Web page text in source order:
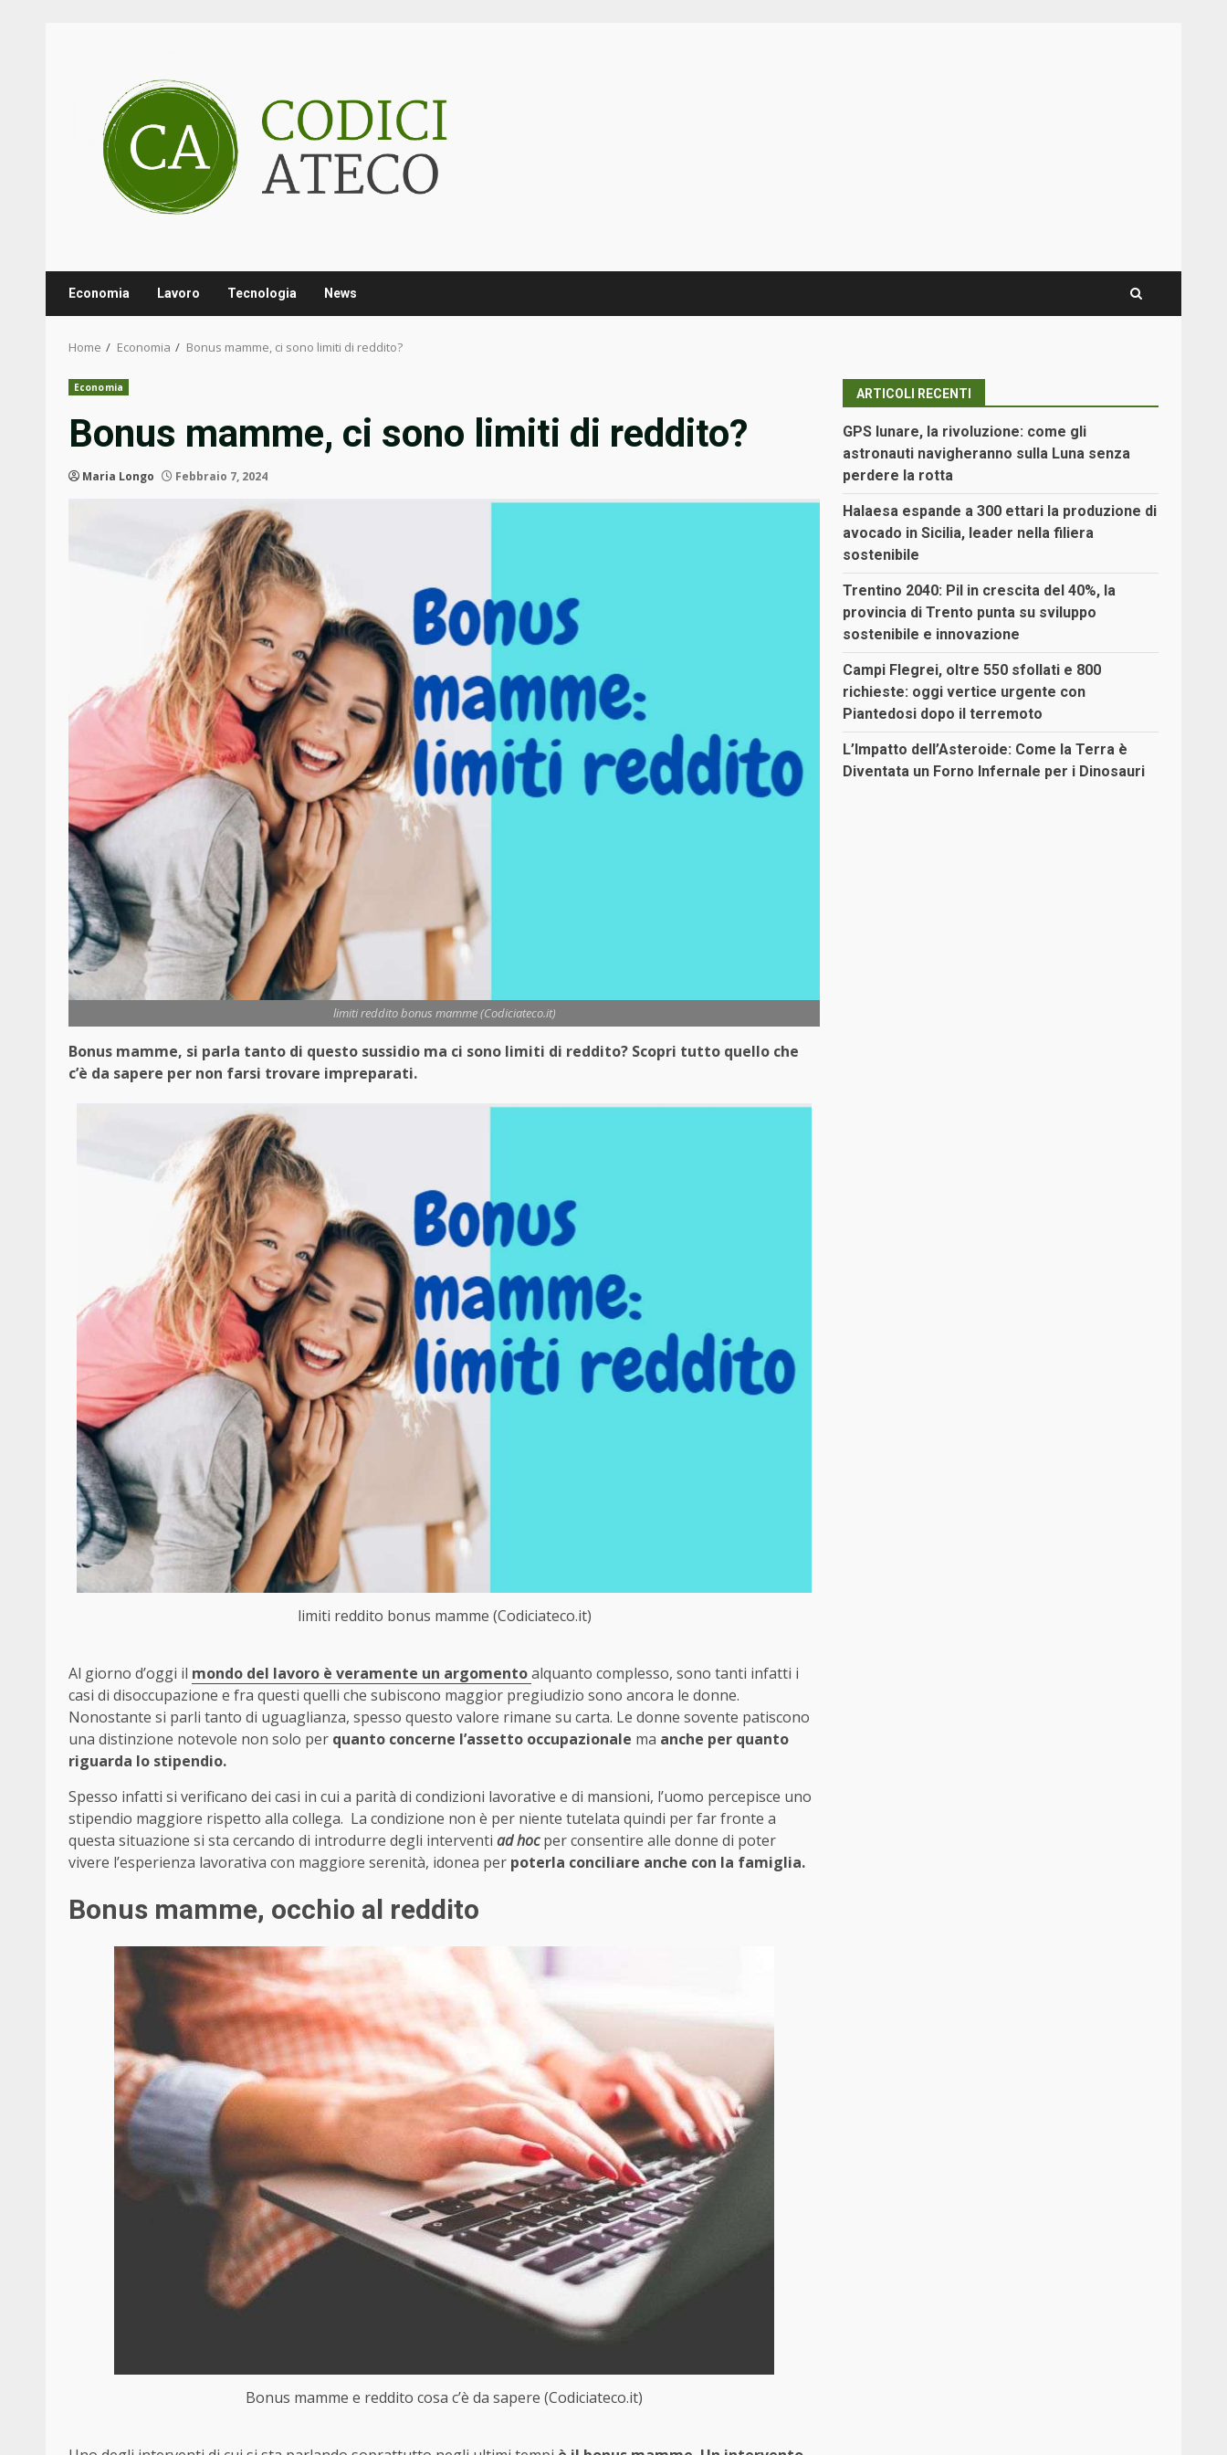
Economia Lavoro Tecnologia News
Home Economia Bonus mamme, ci sono limiti di reddito?
Economia
Bonus mamme, ci sono limiti di reddito?
Maria Longo Febbraio 7, 2024
limiti reddito bonus mamme (Codiciateco.it)
Bonus mamme, si parla tanto di questo sussidio ma ci sono limiti di reddito? Scopri tutto quello che
c’è da sapere per non farsi trovare impreparati.
limiti reddito bonus mamme (Codiciateco.it)
Al giorno d’oggi il mondo del lavoro è veramente un argomentoalquanto complesso, sono tanti infatti i
casi di disoccupazione e fra questi quelli che subiscono maggior pregiudizio sono ancora le donne.
Nonostante si parli tanto di uguaglianza, spesso questo valore rimane su carta. Le donne sovente patiscono
una distinzione notevole non solo per quanto concerne l’assetto occupazionale ma anche per quanto
riguarda lo stipendio.
Spesso infatti si verificano dei casi in cui a parità di condizioni lavorative e di mansioni, l’uomo percepisce uno
stipendio maggiore rispetto alla collega. La condizione non è per niente tutelata quindi per far fronte a
questa situazione si sta cercando di introdurre degli interventi ad hoc per consentire alle donne di poter
vivere l’esperienza lavorativa con maggiore serenità, idonea per poterla conciliare anche con la famiglia.
Bonus mamme, occhio al reddito
Bonus mamme e reddito cosa c’è da sapere (Codiciateco.it)
ARTICOLI RECENTI
GPS lunare, la rivoluzione: come gli
astronauti navigheranno sulla Luna senza
perdere la rotta
Halaesa espande a 300 ettari la produzione di
avocado in Sicilia, leader nella filiera
sostenibile
Trentino 2040: Pil in crescita del 40%, la
provincia di Trento punta su sviluppo
sostenibile e innovazione
Campi Flegrei, oltre 550 sfollati e 800
richieste: oggi vertice urgente con
Piantedosi dopo il terremoto
L’Impatto dell’Asteroide: Come la Terra è
Diventata un Forno Infernale per i Dinosauri